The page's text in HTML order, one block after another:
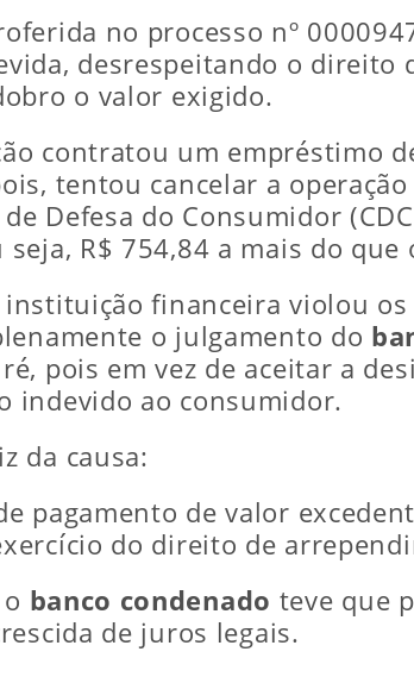
no processo nº
desrespeitando o
o valor exigido.
contratou um empréstimo
tentou cancelar a
Defesa do Consumidor
seja, R$ 754,84 a mais do
financeira violou
o julgamento do
pois em vez de aceitar a
indevido ao consumidor.
da causa:
pagamento de valor
do direito de
banco condenado teve que
de juros legais.